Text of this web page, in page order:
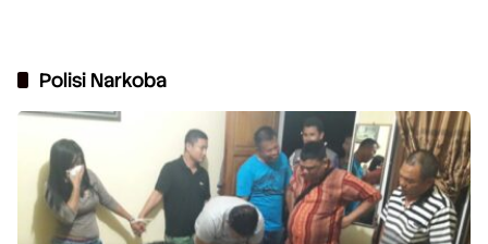
Polisi Narkoba